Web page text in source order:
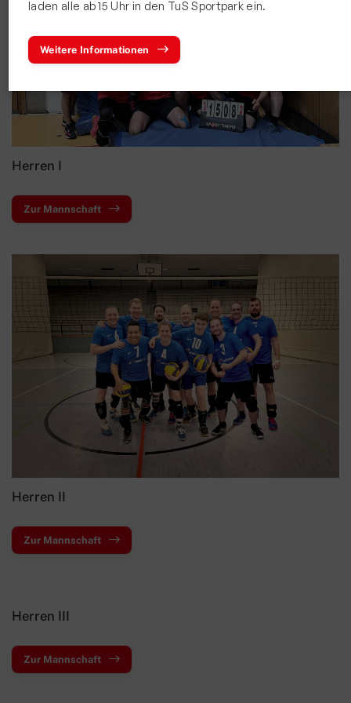
Herren I
Zur Mannschaft
Herren II
Zur Mannschaft
Herren III
Zur Mannschaft
Bewegt und Kunterbunt
Deutsches Sportabzeichen
eSport Gruppe
Fußball
Leichtathletik
Seniorensport
Ski & Wandern
Schwimmen
Sportkegeln
Tanzsport
Tennis
Triathlon
Volleyball
laden alle ab 15 Uhr in den TuS Sportpark ein.
Weitere Informationen